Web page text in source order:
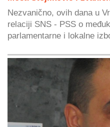
Nezvanično, ovih dana u
relaciji SNS - PSS o
parlamentarne i lokalne